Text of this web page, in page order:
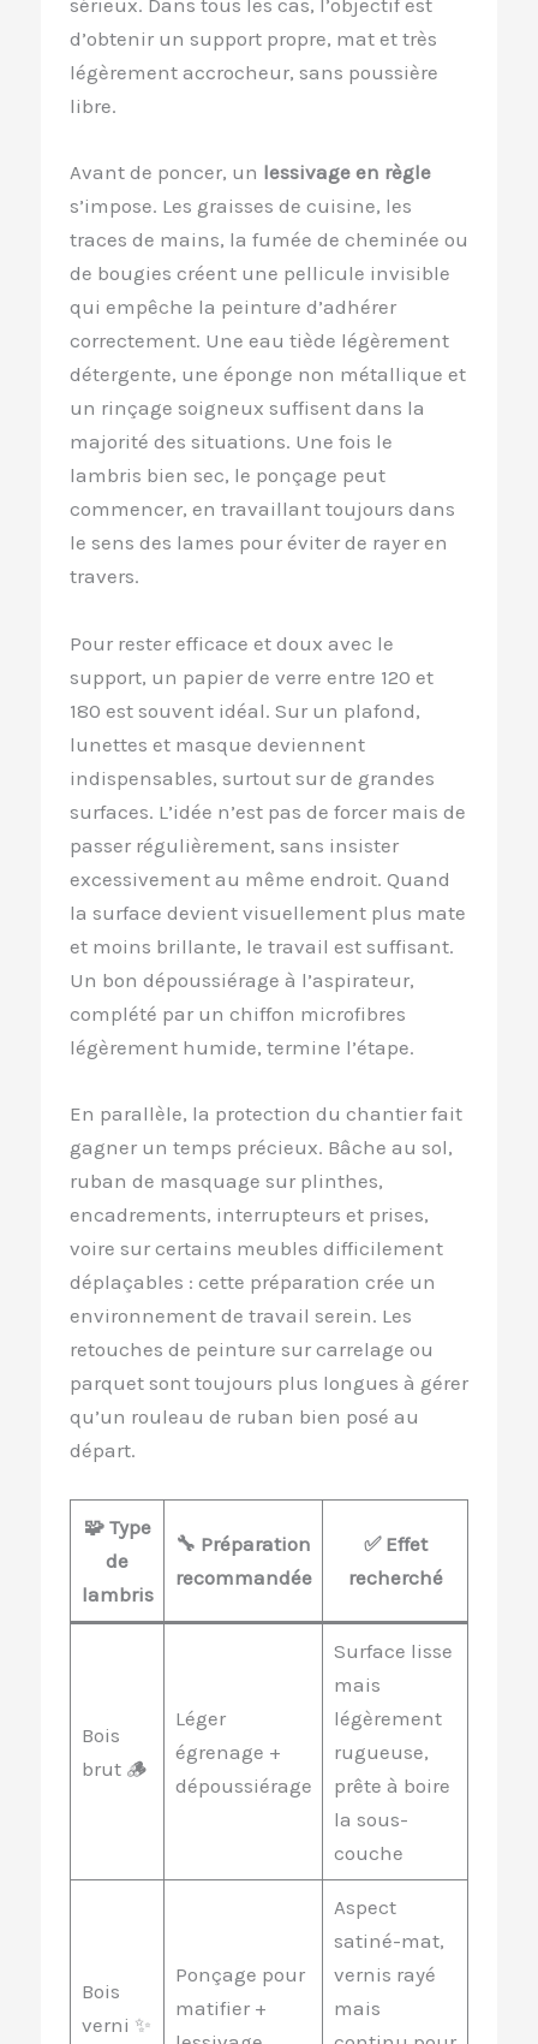
sérieux. Dans tous les cas, l’objectif est
d’obtenir un support propre, mat et très
légèrement accrocheur, sans poussière
libre.
Avant de poncer, un lessivage en règle
s’impose. Les graisses de cuisine, les
traces de mains, la fumée de cheminée ou
de bougies créent une pellicule invisible
qui empêche la peinture d’adhérer
correctement. Une eau tiède légèrement
détergente, une éponge non métallique et
un rinçage soigneux suffisent dans la
majorité des situations. Une fois le
lambris bien sec, le ponçage peut
commencer, en travaillant toujours dans
le sens des lames pour éviter de rayer en
travers.
Pour rester efficace et doux avec le
support, un papier de verre entre 120 et
180 est souvent idéal. Sur un plafond,
lunettes et masque deviennent
indispensables, surtout sur de grandes
surfaces. L’idée n’est pas de forcer mais de
passer régulièrement, sans insister
excessivement au même endroit. Quand
la surface devient visuellement plus mate
et moins brillante, le travail est suffisant.
Un bon dépoussiérage à l’aspirateur,
complété par un chiffon microfibres
légèrement humide, termine l’étape.
En parallèle, la protection du chantier fait
gagner un temps précieux. Bâche au sol,
ruban de masquage sur plinthes,
encadrements, interrupteurs et prises,
voire sur certains meubles difficilement
déplaçables : cette préparation crée un
environnement de travail serein. Les
retouches de peinture sur carrelage ou
parquet sont toujours plus longues à gérer
qu’un rouleau de ruban bien posé au
départ.
🧩 Type
de
lambris
🔧 Préparation
recommandée
✅ Effet
recherché
Bois
brut 🪵
Léger
égrenage +
dépoussiérage
Surface lisse
mais
légèrement
rugueuse,
prête à boire
la sous-
couche
Bois
verni ✨
Ponçage pour
matifier +
Aspect
satiné-mat,
vernis rayé
mais